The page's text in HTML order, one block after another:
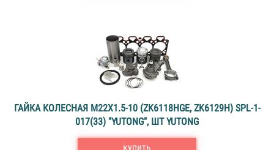
ГАЙКА КОЛЕСНАЯ M22X1.5-10 (ZK6118HGE, ZK6129H) SPL-1-
017(33) "YUTONG", ШТ YUTONG
купить